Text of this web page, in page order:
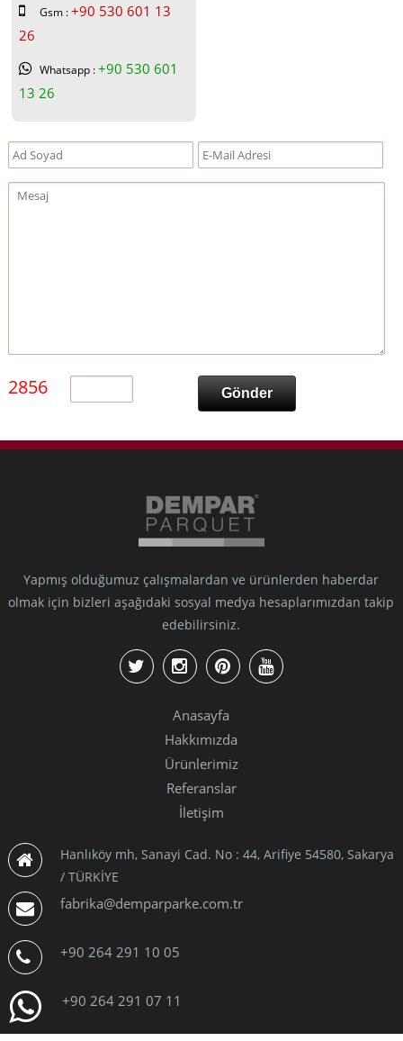
Gsm :+90 530 601 13
26
Whatsapp :+90 530 601
13 26
2856
Yapmış olduğumuz çalışmalardan ve ürünlerden haberdar
olmak için bizleri aşağıdaki sosyal medya hesaplarımızdan takip
edebilirsiniz.
Anasayfa
Hakkımızda
Ürünlerimiz
Referanslar
İletişim
Hanlıköy mh, Sanayi Cad. No : 44, Arifiye 54580, Sakarya
/ TÜRKİYE
fabrika@demparparke.com.tr
+90 264 291 10 05
+90 264 291 07 11